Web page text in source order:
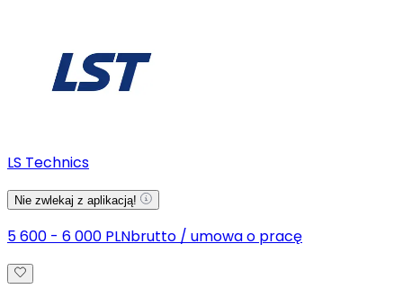
LS Technics
Nie zwlekaj z aplikacją!
5 600 - 6 000 PLNbrutto / umowa o pracę